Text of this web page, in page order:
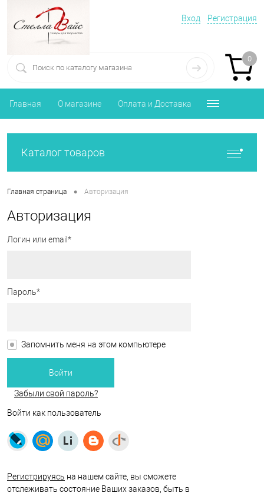
Вход Регистрация
0
Главная О магазине Оплата и Доставка
Каталог товаров
Главная страница • Авторизация
Авторизация
Логин или email*
Пароль*
Запомнить меня на этом компьютере
Забыли свой пароль?
Войти как пользователь
Регистрируясь на нашем сайте, вы сможете
отслеживать состояние Ваших заказов, быть в